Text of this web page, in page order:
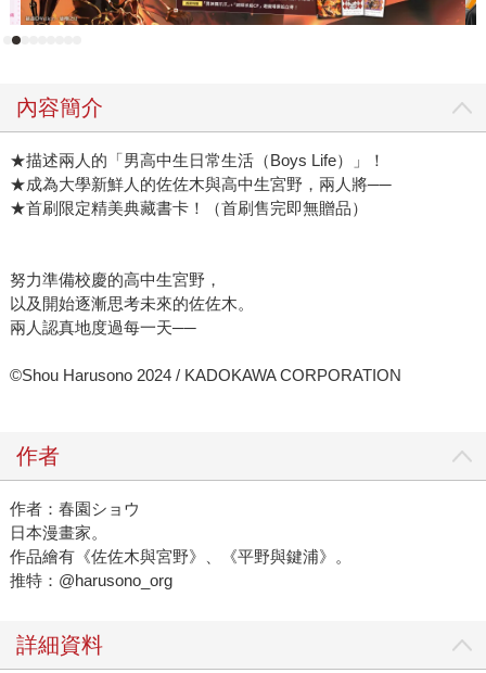
內容簡介
★描述兩人的「男高中生日常生活（Boys Life）」！
★成為大學新鮮人的佐佐木與高中生宮野，兩人將──
★首刷限定精美典藏書卡！（首刷售完即無贈品）
努力準備校慶的高中生宮野，
以及開始逐漸思考未來的佐佐木。
兩人認真地度過每一天──
©Shou Harusono 2024 / KADOKAWA CORPORATION
作者
作者：春園ショウ
日本漫畫家。
作品繪有《佐佐木與宮野》、《平野與鍵浦》。
推特：@harusono_org
詳細資料